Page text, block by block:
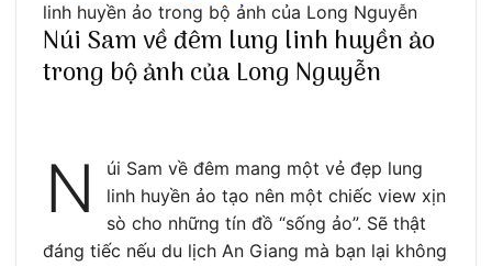
linh huyền ảo trong bộ ảnh của Long Nguyễn
Núi Sam về đêm lung linh huyền ảo
trong bộ ảnh của Long Nguyễn
N
úi Sam về đêm mang một vẻ đẹp lung
linh huyền ảo tạo nên một chiếc view xịn
sò cho những tín đồ “sống ảo”. Sẽ thật
đáng tiếc nếu du lịch An Giang mà bạn lại không